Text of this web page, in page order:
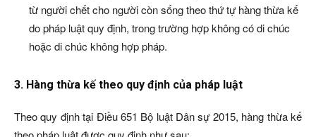
từ người chết cho người còn sống theo thứ tự hàng thừa kế
do pháp luật quy định, trong trường hợp không có di chúc
hoặc di chúc không hợp pháp.
3. Hàng thừa kế theo quy định của pháp luật
Theo quy định tại Điều 651 Bộ luật Dân sự 2015, hàng thừa kế